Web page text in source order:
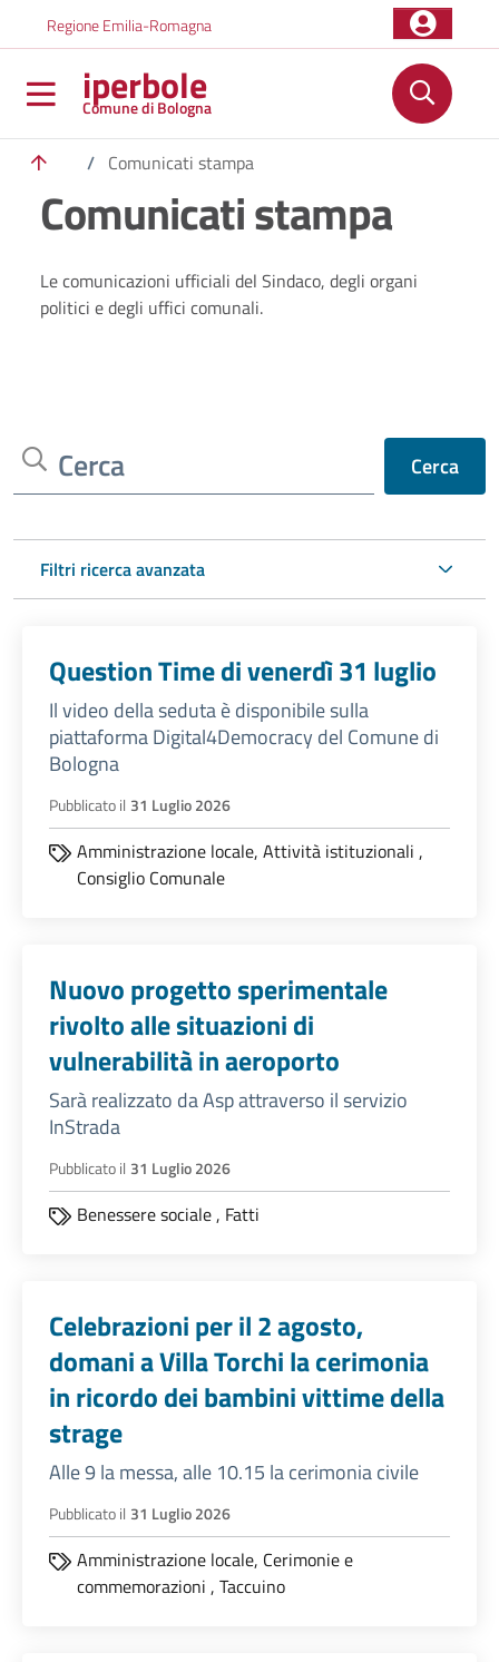
Regione Emilia-Romagna
iperbole
Comune di Bologna
/ Comunicati stampa
Comunicati stampa
Le comunicazioni ufficiali del Sindaco, degli organi
politici e degli uffici comunali.
Cerca Cerca
Filtri ricerca avanzata
Question Time di venerdì 31 luglio
Il video della seduta è disponibile sulla
piattaforma Digital4Democracy del Comune di
Bologna
Pubblicato il 31 Luglio 2026
Amministrazione locale, Attività istituzionali ,
Consiglio Comunale
Nuovo progetto sperimentale
rivolto alle situazioni di
vulnerabilità in aeroporto
Sarà realizzato da Asp attraverso il servizio
InStrada
Pubblicato il 31 Luglio 2026
Benessere sociale, Fatti
Celebrazioni per il 2 agosto,
domani a Villa Torchi la cerimonia
in ricordo dei bambini vittime della
strage
Alle 9 la messa, alle 10.15 la cerimonia civile
Pubblicato il 31 Luglio 2026
Amministrazione locale, Cerimonie e
commemorazioni , Taccuino